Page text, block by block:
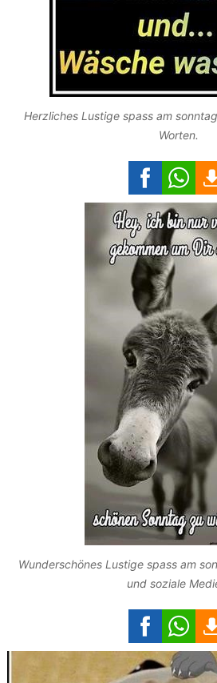
Herzliches Lustige spass am
Worten.
Wunderschönes Lustige spass am
und soziale